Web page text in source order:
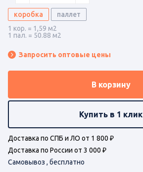
коробка
паллет
1 кор. = 1,59 м2
1 пал. = 50.88 м2
Запросить оптовые цены
В корзину
Купить в 1 клик
Доставка по СПБ и ЛО от 1 800 ₽
Доставка по России от 3 000 ₽
Самовывоз , бесплатно